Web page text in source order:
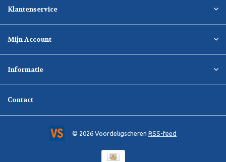
Klantenservice
Mijn Account
Informatie
Contact
© 2026 Voordeligscheren RSS-feed